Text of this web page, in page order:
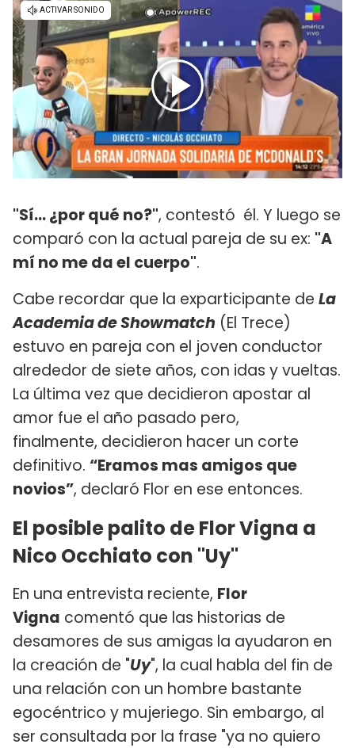
"Sí... ¿por qué no?", contestó él. Y luego se
comparó con la actual pareja de su ex: "A
mí no me da el cuerpo".
Cabe recordar que la exparticipante de La
Academia de Showmatch (El Trece)
estuvo en pareja con el joven conductor
alrededor de siete años, con idas y vueltas.
La última vez que decidieron apostar al
amor fue el año pasado pero,
finalmente, decidieron hacer un corte
definitivo. “Eramos mas amigos que
novios”, declaró Flor en ese entonces.
El posible palito de Flor Vigna a
Nico Occhiato con "Uy"
En una entrevista reciente, Flor
Vigna comentó que las historias de
desamores de sus amigas la ayudaron en
la creación de "Uy", la cual habla del fin de
una relación con un hombre bastante
egocéntrico y mujeriego. Sin embargo, al
ser consultada por la frase "ya no quiero